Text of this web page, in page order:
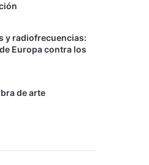
y radiofrecuencias:
Europa contra los
de arte